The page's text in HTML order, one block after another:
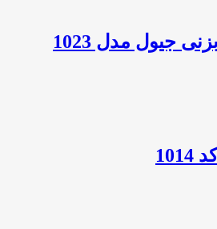
جیول مدل 1023